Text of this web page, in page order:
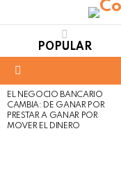
POPULAR
LATEST
STORIES
EL NEGOCIO BANCARIO
CAMBIA: DE GANAR POR
PRESTAR A GANAR POR
MOVER EL DINERO